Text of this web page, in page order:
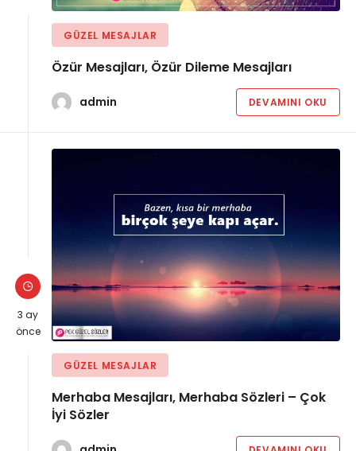
GÜZEL MESAJLAR
Özür Mesajları, Özür Dileme Mesajları
admin DEVAMINI OKU
3 ay
önce
GÜZEL MESAJLAR
Merhaba Mesajları, Merhaba Sözleri – Çok
İyi Sözler